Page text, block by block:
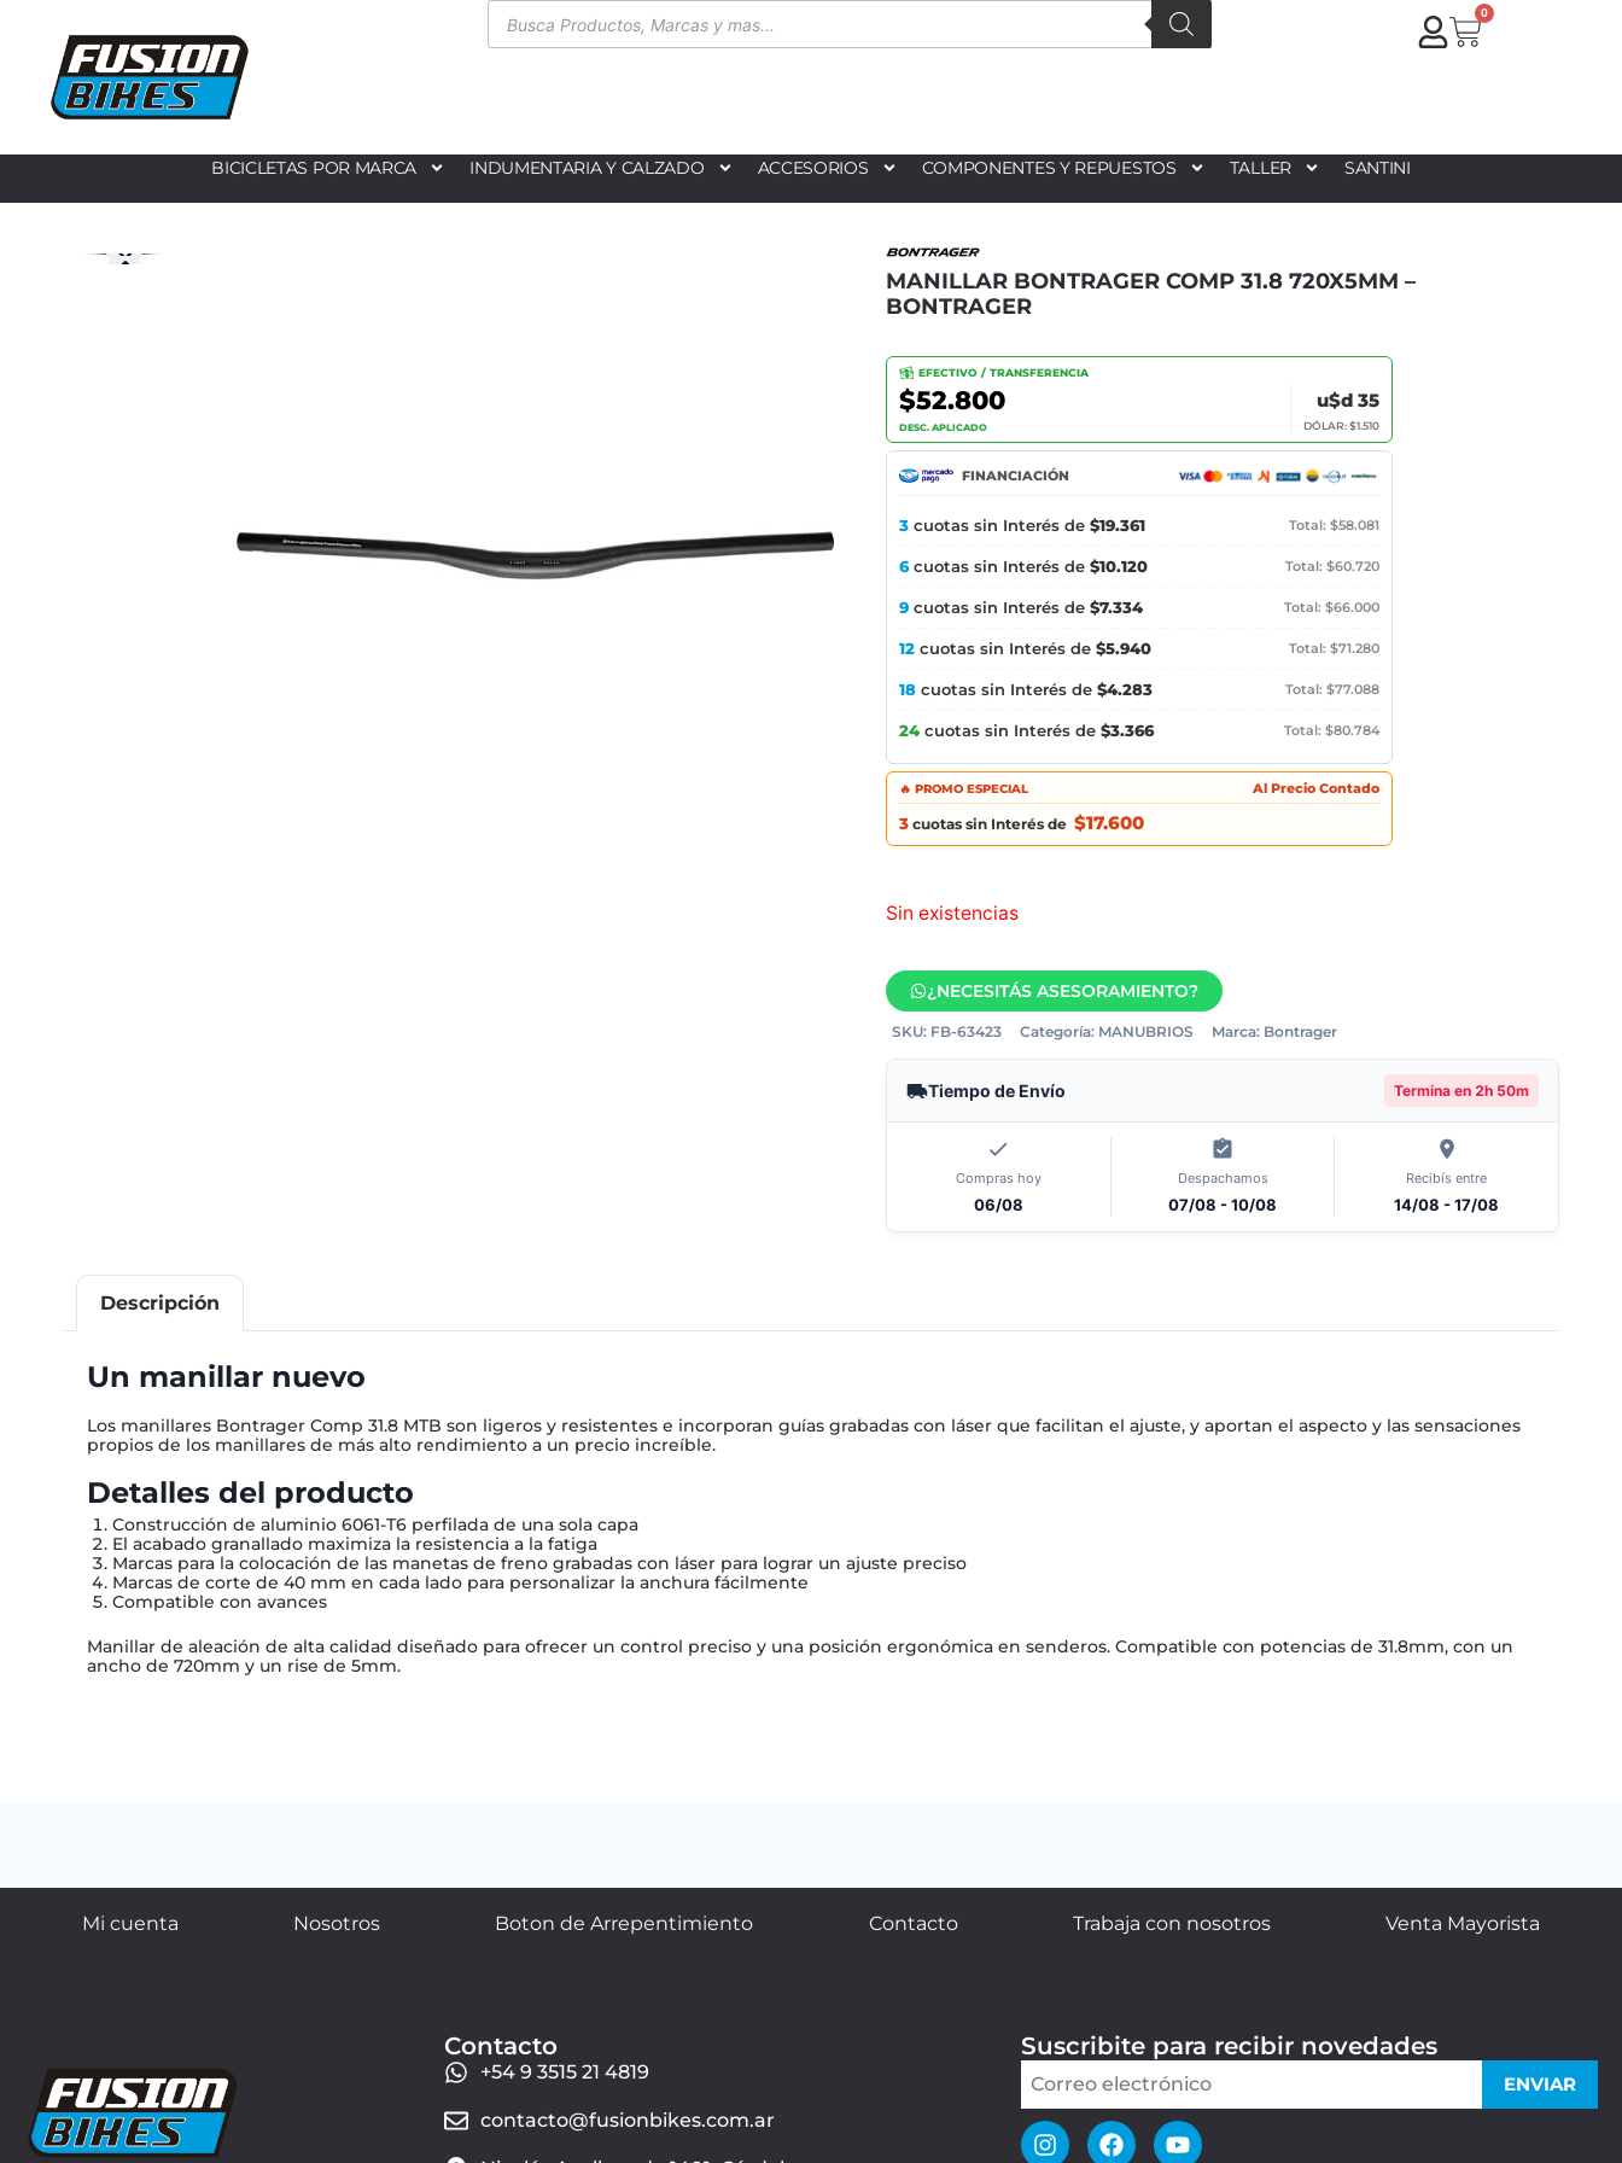
0
BICICLETAS POR MARCA INDUMENTARIA Y CALZADO ACCESORIOS COMPONENTES Y REPUESTOS TALLER SANTINI
MANILLAR BONTRAGER COMP 31.8 720X5MM –
BONTRAGER
EFECTIVO / TRANSFERENCIA
$52.800
DESC. APLICADO
u$d 35
DÓLAR: $1.510
FINANCIACIÓN
3 cuotas sin Interés de $19.361 Total: $58.081
6cuotas sin Interés de $10.120 Total: $60.720
9 cuotas sin Interés de $7.334 Total: $66.000
12 cuotas sin Interés de $5.940 Total: $71.280
18 cuotas sin Interés de $4.283 Total: $77.088
24 cuotas sin Interés de $3.366 Total: $80.784
🔥 PROMO ESPECIAL Al Precio Contado
3 cuotas sin Interés de $17.600
Sin existencias
¿NECESITÁS ASESORAMIENTO?
SKU: FB-63423 Categoría: MANUBRIOS Marca: Bontrager
Tiempo de Envío Termina en 2h 50m
Compras hoy
06/08
Despachamos
07/08 - 10/08
Recibís entre
14/08 - 17/08
Descripción
Un manillar nuevo
Los manillares Bontrager Comp 31.8 MTB son ligeros y resistentes e incorporan guías grabadas con láser que facilitan el ajuste, y aportan el aspecto y las sensaciones
propios de los manillares de más alto rendimiento a un precio increíble.
Detalles del producto
Construcción de aluminio 6061-T6 perfilada de una sola capa
El acabado granallado maximiza la resistencia a la fatiga
Marcas para la colocación de las manetas de freno grabadas con láser para lograr un ajuste preciso
Marcas de corte de 40 mm en cada lado para personalizar la anchura fácilmente
Compatible con avances
Manillar de aleación de alta calidad diseñado para ofrecer un control preciso y una posición ergonómica en senderos. Compatible con potencias de 31.8mm, con un
ancho de 720mm y un rise de 5mm.
Mi cuenta Nosotros Boton de Arrepentimiento Contacto Trabaja con nosotros Venta Mayorista
Contacto
+54 9 3515 21 4819
contacto@fusionbikes.com.ar
Suscribite para recibir novedades
ENVIAR